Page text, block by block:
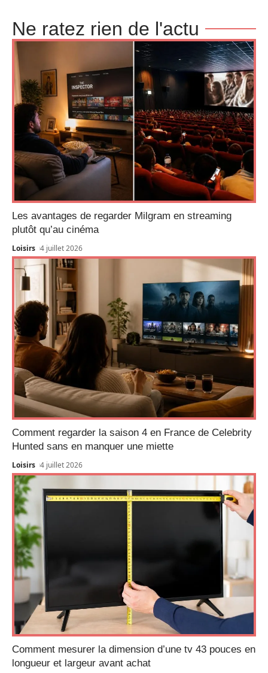
Ne ratez rien de l'actu
Les avantages de regarder Milgram en streaming
plutôt qu’au cinéma
Loisirs 4 juillet 2026
Comment regarder la saison 4 en France de Celebrity
Hunted sans en manquer une miette
Loisirs 4 juillet 2026
Comment mesurer la dimension d’une tv 43 pouces en
longueur et largeur avant achat